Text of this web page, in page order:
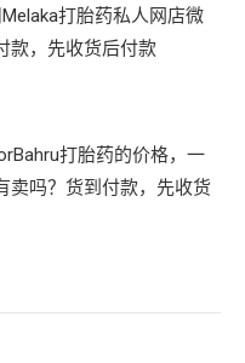
打胎药私人网店微
款，先收货后付款
打胎药的价格，一
卖吗？货到付款，先收货